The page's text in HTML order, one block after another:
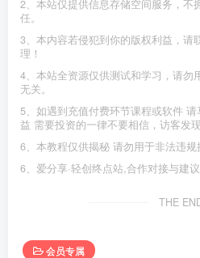
2、本站仅提供信息存储空间服务，不
任。
3、本内容若侵犯到你的版权利益，请
理！
4、本站全资源仅供测试和学习，请勿
无关。
5、如遇到充值付费环节课程或软件
益 需要投资的一律不要相信，访客发
6、本教程仅供揭秘 请勿用于非法违
6、爱分享·轻创终点站,合作对接与建
THE
会员专属